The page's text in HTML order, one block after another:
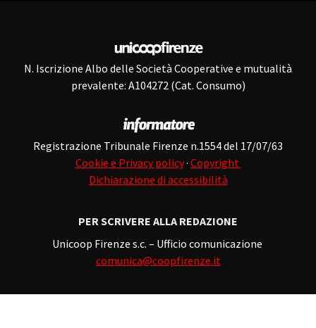
N. Iscrizione Albo delle Società Cooperative e mutualità
prevalente: A104272 (Cat. Consumo)
Registrazione Tribunale Firenze n.1554 del 17/07/63
Cookie e Privacy policy· Copyright
Dichiarazione di accessibilità
PER SCRIVERE ALLA REDAZIONE
Unicoop Firenze s.c. – Ufficio comunicazione
comunica@coopfirenze.it